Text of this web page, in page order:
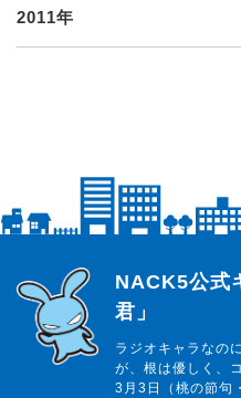
2011年
らじっと君
NACK5公式
君」
ラジオキャラなの
が、根は優しく、
3月3日（桃の節句